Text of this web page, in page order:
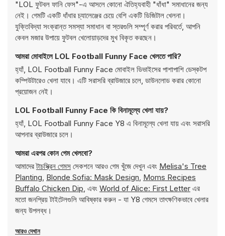
"LOL ফুটবল ফানি ফেস"-এ আসলে কোনো ঐতিহ্যবাহী "ধাঁধা" সমাধানের জন্য
নেই। গেমটি একটি ধাঁধার চ্যালেঞ্জের চেয়ে বেশি একটি ডিজিটাল খেলনা।
যুক্তিবিদ্যা সংক্রান্ত সমস্যা সমাধান বা স্তরগুলি সম্পূর্ণ করার পরিবর্তে, আপনি
কেবল মজার উপায়ে ফুটবল খেলোয়াড়দের মুখ বিকৃত করছেন।
আমরা মোবাইলে LOL Football Funny Face খেলতে পারি?
হ্যাঁ, LOL Football Funny Face মোবাইল ডিভাইসের পাশাপাশি ডেস্কটপ
কম্পিউটারেও খেলা যাবে। এটি সরাসরি ব্রাউজারে চলে, ডাউনলোড করার কোনো
প্রয়োজন নেই।
LOL Football Funny Face কি বিনামূল্যে খেলা যায়?
হ্যাঁ, LOL Football Funny Face Y8 এ বিনামূল্যে খেলা যায় এবং সরাসরি
আপনার ব্রাউজারে চলে।
আমরা এরপর কোন গেম খেলবো?
আমাদেরটাচস্ক্রিন গেমস সেকশনে আরও গেম খুঁজে দেখুন এবং Melisa's Tree
Planting, Blonde Sofia: Mask Design, Moms Recipes
Buffalo Chicken Dip, এবং World of Alice: First Letter এর
মতো জনপ্রিয় টাইটেলগুলি আবিষ্কার করুন - যা Y8 গেমসে তাৎক্ষণিকভাবে খেলার
জন্য উপলব্ধ।
আরও দেখান